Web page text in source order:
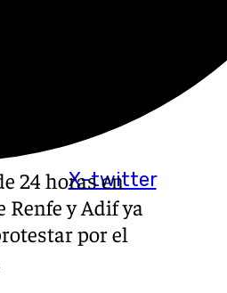
X-twitter
24 horas en
Renfe y Adif ya
por el